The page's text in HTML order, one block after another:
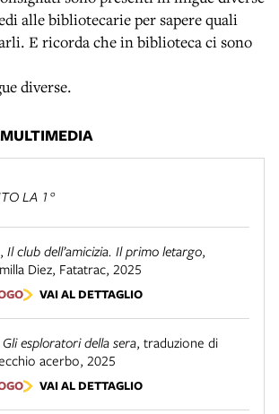
alle bibliotecarie per sapere quali
E ricorda che in biblioteca ci sono
diverse.
MULTIMEDIA
LA 1°
, Il club dell’amicizia. Il primo letargo,
Diez, Fatatrac, 2025
VAI AL DETTAGLIO
Gli esploratori della sera, traduzione di
acerbo, 2025
VAI AL DETTAGLIO